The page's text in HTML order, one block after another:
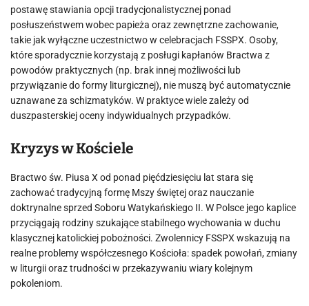
postawę stawiania opcji tradycjonalistycznej ponad
posłuszeństwem wobec papieża oraz zewnętrzne zachowanie,
takie jak wyłączne uczestnictwo w celebracjach FSSPX. Osoby,
które sporadycznie korzystają z posługi kapłanów Bractwa z
powodów praktycznych (np. brak innej możliwości lub
przywiązanie do formy liturgicznej), nie muszą być automatycznie
uznawane za schizmatyków. W praktyce wiele zależy od
duszpasterskiej oceny indywidualnych przypadków.
Kryzys w Kościele
Bractwo św. Piusa X od ponad pięćdziesięciu lat stara się
zachować tradycyjną formę Mszy świętej oraz nauczanie
doktrynalne sprzed Soboru Watykańskiego II. W Polsce jego kaplice
przyciągają rodziny szukające stabilnego wychowania w duchu
klasycznej katolickiej pobożności. Zwolennicy FSSPX wskazują na
realne problemy współczesnego Kościoła: spadek powołań, zmiany
w liturgii oraz trudności w przekazywaniu wiary kolejnym
pokoleniom.